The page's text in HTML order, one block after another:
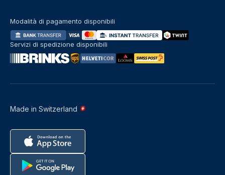
Made in Switzerland
Modalità di pagamento disponibili
Servizi di spedizione disponibili